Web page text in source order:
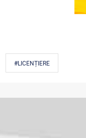
#LICENȚIERE